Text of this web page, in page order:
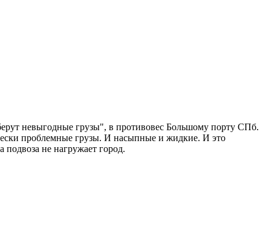
невыгодные грузы", в противовес Большому порту СПб.
проблемные грузы. И насыпные и жидкие. И это
не нагружает город.